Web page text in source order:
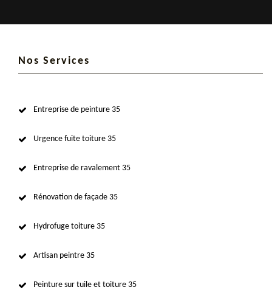
Nos Services
Entreprise de peinture 35
Urgence fuite toiture 35
Entreprise de ravalement 35
Rénovation de façade 35
Hydrofuge toiture 35
Artisan peintre 35
Peinture sur tuile et toiture 35